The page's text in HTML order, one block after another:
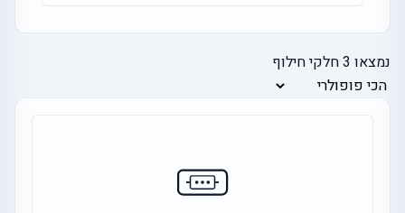
נמצאו 3חלקי חילוף